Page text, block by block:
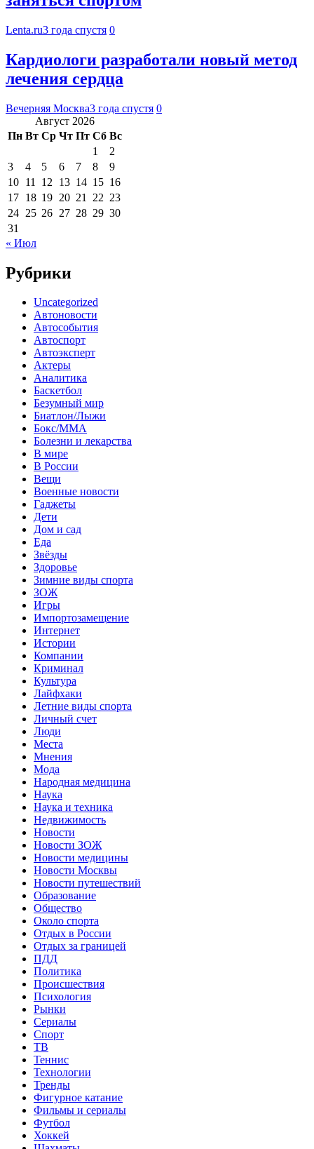
Lenta.ru3 года спустя 0
Кардиологи разработали новый метод
лечения сердца
Вечерняя Москва3 года спустя 0
Август 2026
Пн Вт Ср Чт Пт Сб Вс
1
2
3
4 5 6 7 8
9
10 11 12 13 14 15 16
17 18 19 20 21 22 23
24 25 26 27 28 29 30
31
« Июл
Рубрики
Uncategorized
Автоновости
Автособытия
Автоспорт
Автоэксперт
Актеры
Аналитика
Баскетбол
Безумный мир
Биатлон/Лыжи
Бокс/MMA
Болезни и лекарства
В мире
В России
Вещи
Военные новости
Гаджеты
Дети
Дом и сад
Еда
Звёзды
Здоровье
Зимние виды спорта
ЗОЖ
Игры
Импортозамещение
Интернет
Истории
Компании
Криминал
Культура
Лайфхаки
Летние виды спорта
Личный счет
Люди
Места
Мнения
Мода
Народная медицина
Наука
Наука и техника
Недвижимость
Новости
Новости ЗОЖ
Новости медицины
Новости Москвы
Новости путешествий
Образование
Общество
Около спорта
Отдых в России
Отдых за границей
ПДД
Политика
Происшествия
Психология
Рынки
Сериалы
Спорт
ТВ
Теннис
Технологии
Тренды
Фигурное катание
Фильмы и сериалы
Футбол
Хоккей